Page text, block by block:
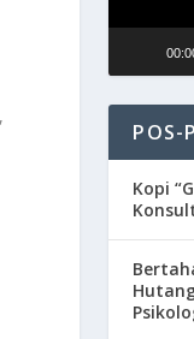
POS-
Kopi